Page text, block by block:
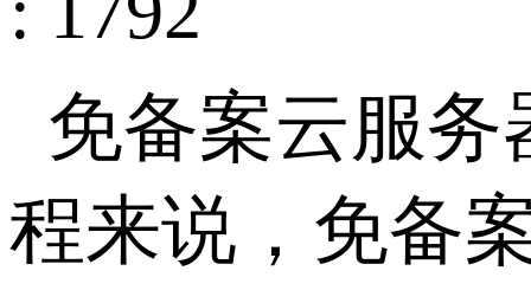
免备案云服务
程来说，免备